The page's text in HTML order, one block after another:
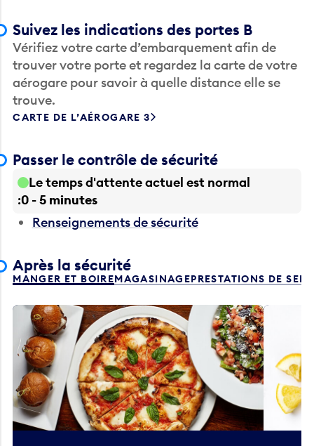
Vérifiez votre carte d’embarquement afin de
trouver votre porte et regardez la carte de votre
aérogare pour savoir à quelle distance elle se
trouve.
CARTE DE L’AÉROGARE 3
Le temps d'attente actuel est normal
0 - 5 minutes
Renseignements de sécurité
MANGER ET BOIREMAGASINAGE